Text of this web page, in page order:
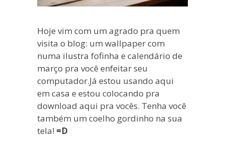
Hoje vim com um agrado pra quem
visita o blog: um wallpaper com
numa ilustra fofinha e calendário de
março pra você enfeitar seu
computador.Já estou usando aqui
em casa e estou colocando pra
download aqui pra vocês. Tenha você
também um coelho gordinho na sua
tela! =D